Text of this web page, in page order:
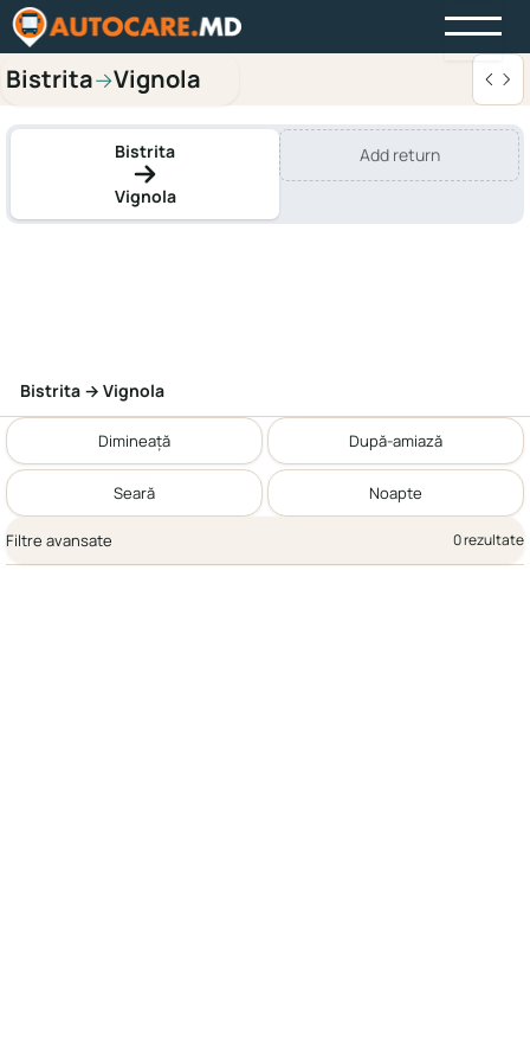
Bistrita→Vignola
Bistrita
Vignola
Add return
Bistrita → Vignola
Dimineață După-amiază
Seară Noapte
Filtre avansate 0 rezultate